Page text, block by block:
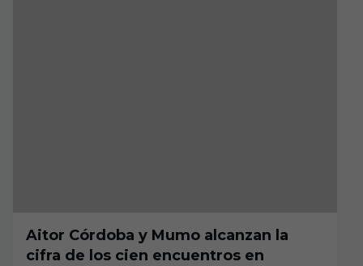
Aitor Córdoba y Mumo alcanzan la
cifra de los cien encuentros en